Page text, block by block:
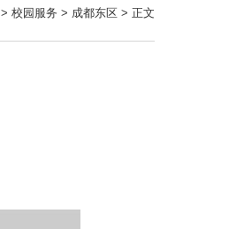
>校园服务 > 成都东区 > 正文